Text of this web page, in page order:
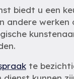
biedt u een
andere werken
te